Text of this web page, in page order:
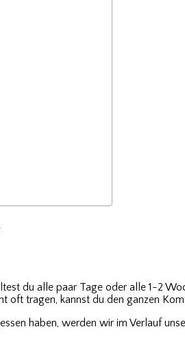
du alle paar Tage oder alle 1-2
oft tragen, kannst du den ganzen
haben, werden wir im Verlauf